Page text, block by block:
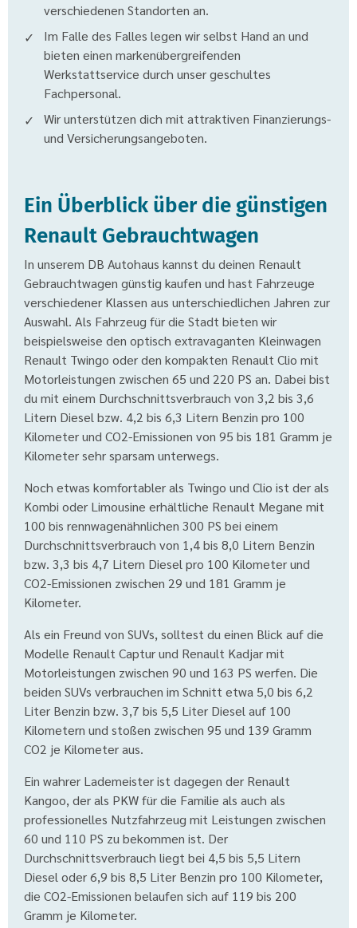
verschiedenen Standorten an.
Im Falle des Falles legen wir selbst Hand an und
bieten einen markenübergreifenden
Werkstattservice durch unser geschultes
Fachpersonal.
Wir unterstützen dich mit attraktiven Finanzierungs-
und Versicherungsangeboten.
Ein Überblick über die günstigen
Renault Gebrauchtwagen
In unserem DB Autohaus kannst du deinen Renault
Gebrauchtwagen günstig kaufen und hast Fahrzeuge
verschiedener Klassen aus unterschiedlichen Jahren zur
Auswahl. Als Fahrzeug für die Stadt bieten wir
beispielsweise den optisch extravaganten Kleinwagen
Renault Twingo oder den kompakten Renault Clio mit
Motorleistungen zwischen 65 und 220 PS an. Dabei bist
du mit einem Durchschnittsverbrauch von 3,2 bis 3,6
Litern Diesel bzw. 4,2 bis 6,3 Litern Benzin pro 100
Kilometer und CO2-Emissionen von 95 bis 181 Gramm je
Kilometer sehr sparsam unterwegs.
Noch etwas komfortabler als Twingo und Clio ist der als
Kombi oder Limousine erhältliche Renault Megane mit
100 bis rennwagenähnlichen 300 PS bei einem
Durchschnittsverbrauch von 1,4 bis 8,0 Litern Benzin
bzw. 3,3 bis 4,7 Litern Diesel pro 100 Kilometer und
CO2-Emissionen zwischen 29 und 181 Gramm je
Kilometer.
Als ein Freund von SUVs, solltest du einen Blick auf die
Modelle Renault Captur und Renault Kadjar mit
Motorleistungen zwischen 90 und 163 PS werfen. Die
beiden SUVs verbrauchen im Schnitt etwa 5,0 bis 6,2
Liter Benzin bzw. 3,7 bis 5,5 Liter Diesel auf 100
Kilometern und stoßen zwischen 95 und 139 Gramm
CO2 je Kilometer aus.
Ein wahrer Lademeister ist dagegen der Renault
Kangoo, der als PKW für die Familie als auch als
professionelles Nutzfahrzeug mit Leistungen zwischen
60 und 110 PS zu bekommen ist. Der
Durchschnittsverbrauch liegt bei 4,5 bis 5,5 Litern
Diesel oder 6,9 bis 8,5 Liter Benzin pro 100 Kilometer,
die CO2-Emissionen belaufen sich auf 119 bis 200
Gramm je Kilometer.